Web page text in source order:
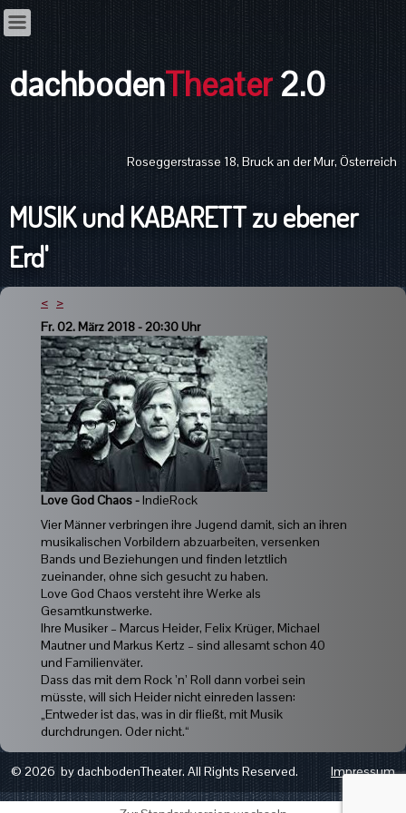
dachbodenTheater2.0
Roseggerstrasse 18, Bruck an der Mur, Österreich
MUSIK und KABARETT zu ebener
Erd'
< >
Fr. 02. März 2018 - 20:30 Uhr
Love God Chaos -IndieRock
Vier Männer verbringen ihre Jugend damit, sich an ihren
musikalischen Vorbildern abzuarbeiten, versenken
Bands und Beziehungen und finden letztlich
zueinander, ohne sich gesucht zu haben.
Love God Chaos versteht ihre Werke als
Gesamtkunstwerke.
Ihre Musiker – Marcus Heider, Felix Krüger, Michael
Mautner und Markus Kertz – sind allesamt schon 40
und Familienväter.
Dass das mit dem Rock ’n’ Roll dann vorbei sein
müsste, will sich Heider nicht einreden lassen:
„Entweder ist das, was in dir fließt, mit Musik
durchdrungen. Oder nicht.“
© 2026 by dachbodenTheater. All Rights Reserved. Impressum